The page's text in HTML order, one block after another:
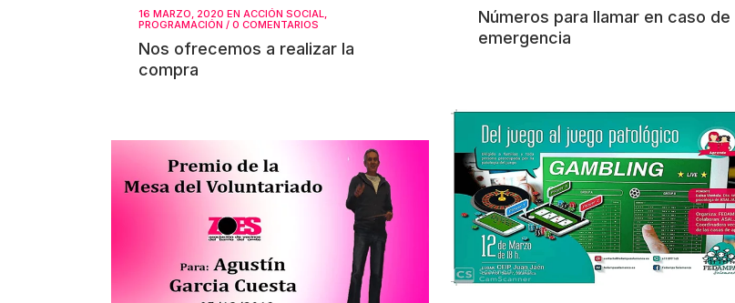
Números para llamar en caso de
emergencia
16 MARZO, 2020 EN ACCIÓN SOCIAL,
PROGRAMACIÓN / 0 COMENTARIOS
Nos ofrecemos a realizar la
compra